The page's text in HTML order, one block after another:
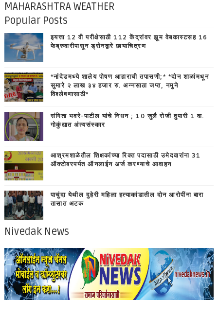
MAHARASHTRA WEATHER
Popular Posts
इयत्ता 12 वी परीक्षेसाठी 112 केंद्रांवर झूम वेबकास्टसह 16
फेब्रुवारीपासून ड्रोनद्वारे छायाचित्रण
*नांदेडमध्ये शालेय पोषण आहाराची तपासणी;* *दोन शाळांमधून
सुमारे २ लाख ३४ हजार रु. अन्नसाठा जप्त, नमुने
विश्लेषणासाठी*
संगिता भवरे-पाटील यांचे निधन ; 10 जुलै रोजी दुपारी 1 वा.
गोकुंद्यात अंत्यसंस्कार
आश्रमशाळेतील शिक्षकांच्या रिक्त पदासाठी उमेदवारांना 31
ऑक्टोबरपर्यत ऑनलाईन अर्ज करण्याचे आवाहन
पाचुंदा येथील दुहेरी महिला हत्याकांडातील दोन आरोपींना बारा
तासात अटक
Nivedak News